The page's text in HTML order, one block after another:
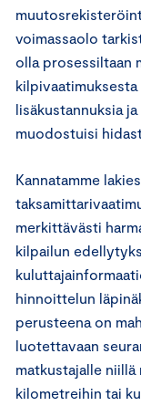
voimassaolo
olla prosessiltaan
lisäkustannuksia
muodostuisi
Kannatamme
merkittävästi
kilpailun
hinnoittelun
perusteena on
luotettavaan
matkustajalle
kilometreihin tai